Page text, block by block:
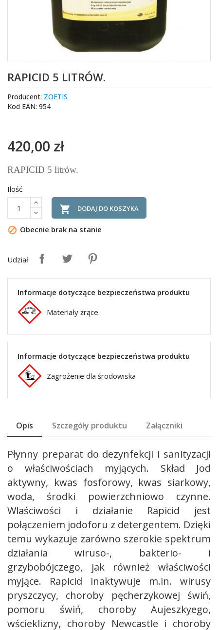
RAPICID 5 LITRÓW.
Producent: ZOETIS
Kod EAN: 954
420,00 zł
RAPICID 5 litrów.
Ilość
 DODAJ DO KOSZYKA
 Obecnie brak na stanie
Udział
Informacje dotyczące bezpieczeństwa produktu
Materiały żrące
Informacje dotyczące bezpieczeństwa produktu
Zagrożenie dla środowiska
Opis Szczegóły produktu Załączniki
Płynny preparat do dezynfekcji i sanityzacji
o właściwościach myjących. Skład Jod
aktywny, kwas fosforowy, kwas siarkowy,
woda, środki powierzchniowo czynne.
Wlaściwości i działanie Rapicid jest
połączeniem jodoforu z detergentem. Dzięki
temu wykazuje zarówno szerokie spektrum
działania wiruso-, bakterio- i
grzybobójczego, jak również właściwości
myjące. Rapicid inaktywuje m.in. wirusy
pryszczycy, choroby pęcherzykowej świń,
pomoru świń, choroby Aujeszkyego,
wścieklizny, choroby Newcastle i choroby